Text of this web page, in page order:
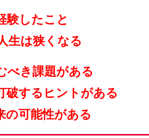
験したこと
生は狭くなる
べき課題がある
破するヒントがある
の可能性がある